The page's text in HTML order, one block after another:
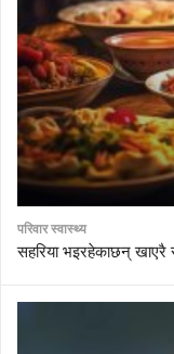
परिवार स्वास्थ्य
सहरिया भइरहेकाछन् खाएरै